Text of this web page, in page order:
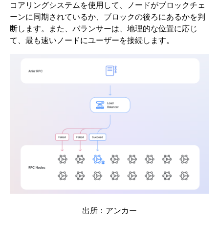
コアリングシステムを使用して、ノードがブロックチェ
ーンに同期されているか、ブロックの後ろにあるかを判
断します。また、バランサーは、地理的な位置に応じ
て、最も速いノードにユーザーを接続します。
出所：アンカー